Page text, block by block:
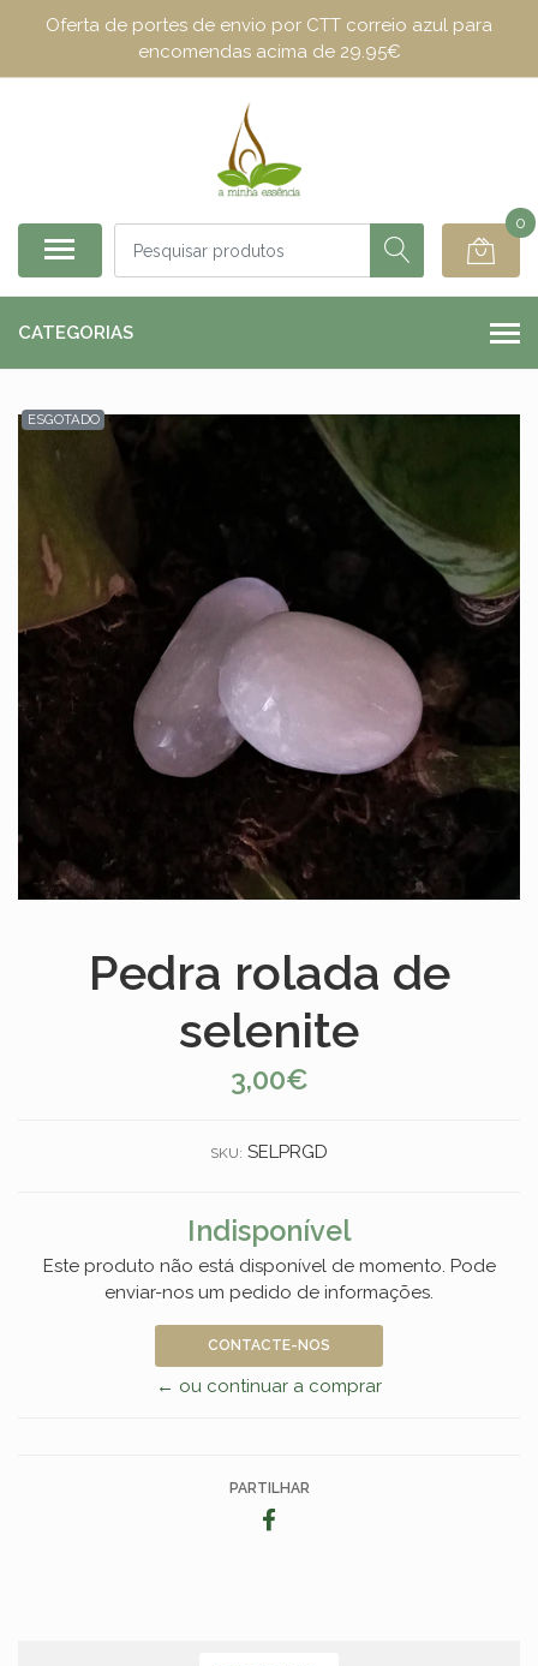
Oferta de portes de envio por CTT correio azul para
encomendas acima de 29.95€
0
CATEGORIAS
ESGOTADO
Pedra rolada de
selenite
3,00€
SKU: SELPRGD
Indisponível
Este produto não está disponível de momento. Pode
enviar-nos um pedido de informações.
CONTACTE-NOS
← ou continuar a comprar
PARTILHAR